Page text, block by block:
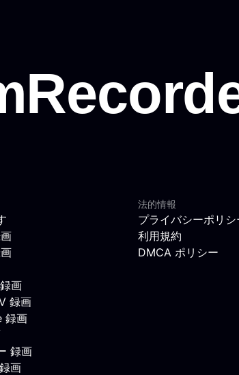
画
録画
録画
録画
画
法的情報
プライバシーポリシ
利用規約
DMCA ポリシー